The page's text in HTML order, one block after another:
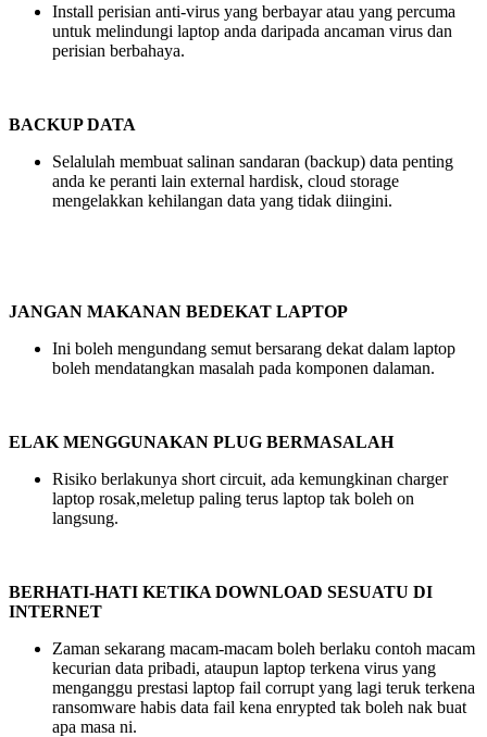
Install perisian anti-virus yang berbayar atau yang percuma
untuk melindungi laptop anda daripada ancaman virus dan
perisian berbahaya.
BACKUP DATA
Selalulah membuat salinan sandaran (backup) data penting
anda ke peranti lain external hardisk, cloud storage
mengelakkan kehilangan data yang tidak diingini.
JANGAN MAKANAN BEDEKAT LAPTOP
Ini boleh mengundang semut bersarang dekat dalam laptop
boleh mendatangkan masalah pada komponen dalaman.
ELAK MENGGUNAKAN PLUG BERMASALAH
Risiko berlakunya short circuit, ada kemungkinan charger
laptop rosak,meletup paling terus laptop tak boleh on
langsung.
BERHATI-HATI KETIKA DOWNLOAD SESUATU DI
INTERNET
Zaman sekarang macam-macam boleh berlaku contoh macam
kecurian data pribadi, ataupun laptop terkena virus yang
menganggu prestasi laptop fail corrupt yang lagi teruk terkena
ransomware habis data fail kena enrypted tak boleh nak buat
apa masa ni.